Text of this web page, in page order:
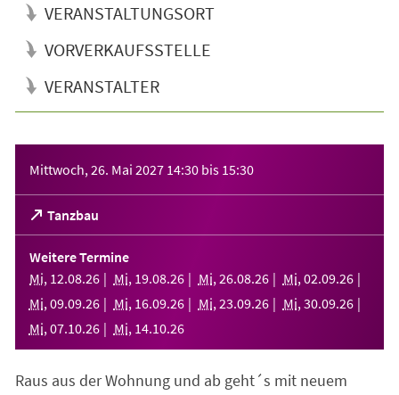
VERANSTALTUNGSORT
VORVERKAUFSSTELLE
VERANSTALTER
Mittwoch, 26. Mai 2027 14:30 bis 15:30
Tanzbau
(Öffnet
in
einem
neuen
Tab)
Weitere Termine
Mi, 12.08.26 Mi, 19.08.26 Mi, 26.08.26 Mi, 02.09.26
Mi, 09.09.26 Mi, 16.09.26 Mi, 23.09.26 Mi, 30.09.26
Mi, 07.10.26 Mi, 14.10.26
Raus aus der Wohnung und ab geht´s mit neuem